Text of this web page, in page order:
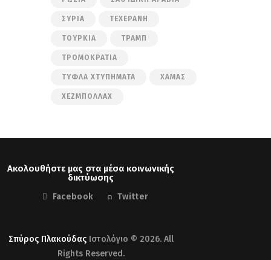
ΣΥΡΊΑ ΤΕΧΕΡΆΝΗ
ΤΟΥΡΚΊΑ ΤΡΑΜΠ
ΤΡΟΜΟΚΡΑΤΊΑ
ΤΥΦΛΆ ΧΤΥΠΉΜΑΤΑ ΧΑΜΆΣ
ΧΕΖΜΠΟΛΛΆΧ
Ακολουθήστε μας στα μέσα κοινωνικής
δικτύωσης
Facebook Twitter
Σπύρος ΠλακούδαςΙστολόγιο © 2026. All
Rights Reserved.